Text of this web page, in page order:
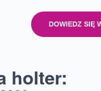
DOWIEDZ SIĘ
holter: